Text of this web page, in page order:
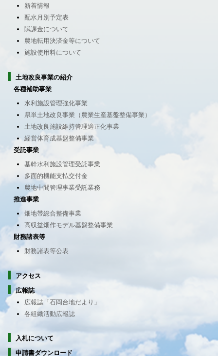
新着情報
配水月別予定表
賦課金について
農地転用決済金等について
施設使用料について
土地改良事業の紹介
各種補助事業
水利施設管理強化事業
県単土地改良事業（農業生産基盤整備事業）
土地改良施設維持管理適正化事業
経営体育成基盤整備事業
受託事業
基幹水利施設管理受託事業
多面的機能支払交付金
農地中間管理事業受託業務
推進事業
畑地帯総合整備事業
高収益畑作モデル基盤整備事業
財務諸表等
財務諸表等公表
アクセス
広報誌
広報誌「石岡台地だより」
各組織活動広報誌
入札について
申請書ダウンロード